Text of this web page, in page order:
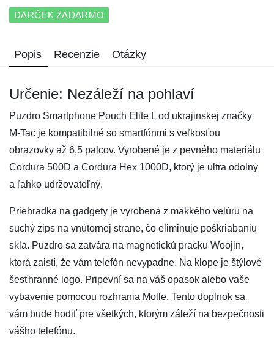
DARČEK ZADARMO
Popis Recenzie Otázky
Určenie: Nezáleží na pohlaví
Puzdro Smartphone Pouch Elite L od ukrajinskej značky
M-Tac je kompatibilné so smartfónmi s veľkosťou
obrazovky až 6,5 palcov. Vyrobené je z pevného materiálu
Cordura 500D a Cordura Hex 1000D, ktorý je ultra odolný
a ľahko udržovateľný.
Priehradka na gadgety je vyrobená z mäkkého velúru na
suchý zips na vnútornej strane, čo eliminuje poškriabaniu
skla. Puzdro sa zatvára na magnetickú pracku Woojin,
ktorá zaistí, že vám telefón nevypadne. Na klope je štýlové
šesťhranné logo. Pripevní sa na váš opasok alebo vaše
vybavenie pomocou rozhrania Molle. Tento doplnok sa
vám bude hodiť pre všetkých, ktorým záleží na bezpečnosti
vášho telefónu.